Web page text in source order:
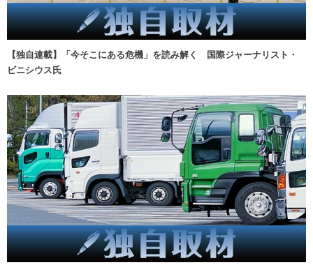
【独自連載】「今そこにある危機」を読み解く 国際ジャーナリスト・
ビニシウス氏